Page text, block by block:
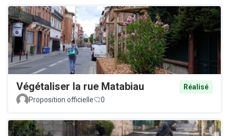
Végétaliser la rue Matabiau
Réalisé
Proposition officielle
0